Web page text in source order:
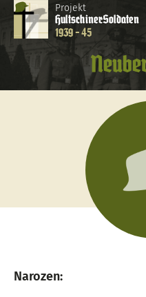
Projekt
HultschinerSoldaten
1939 - 45
Narozen: